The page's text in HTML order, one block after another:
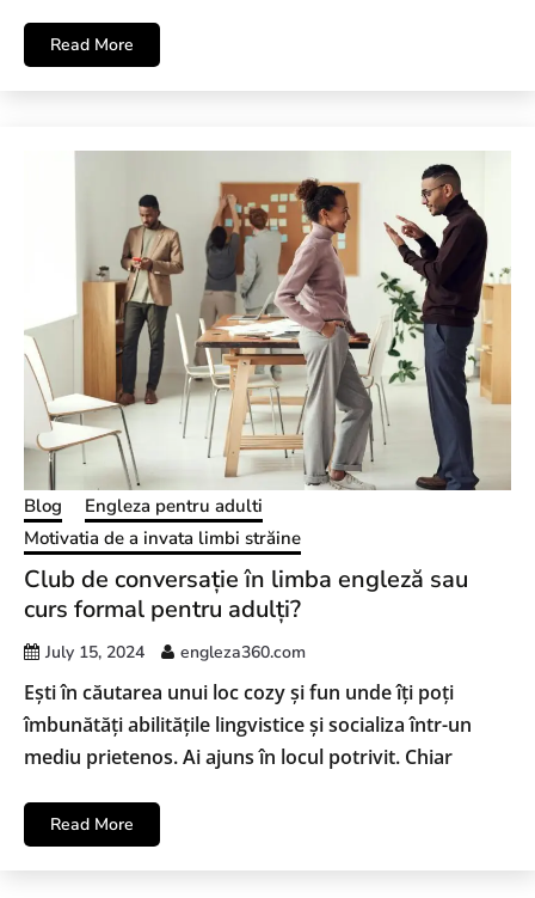
Read More
Blog
Engleza pentru adulti
Motivatia de a invata limbi străine
Club de conversație în limba engleză sau
curs formal pentru adulți?
July 15, 2024 engleza360.com
Ești în căutarea unui loc cozy și fun unde îți poți
îmbunătăți abilitățile lingvistice și socializa într-un
mediu prietenos. Ai ajuns în locul potrivit. Chiar
Read More